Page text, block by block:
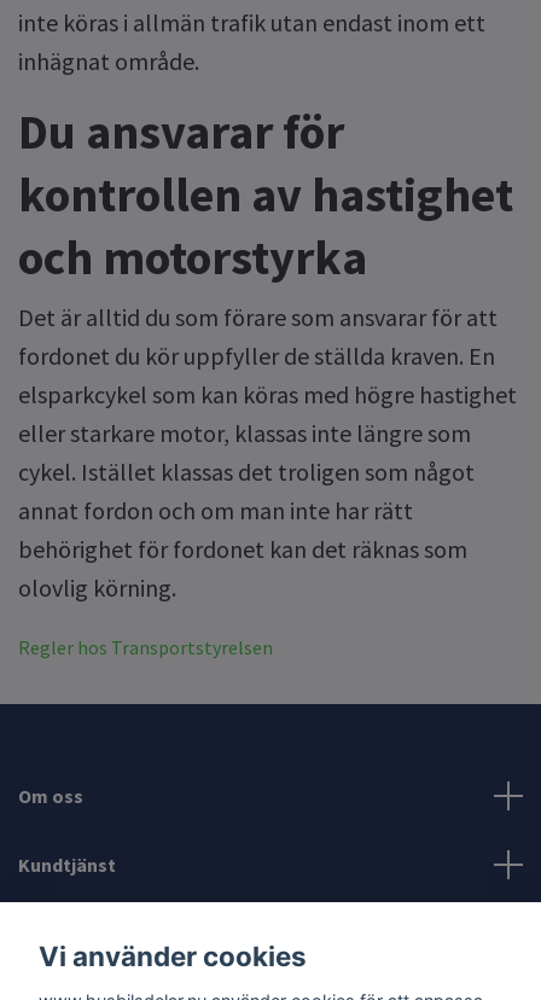
inte köras i allmän trafik utan endast inom ett
inhägnat område.
Du ansvarar för
kontrollen av hastighet
och motorstyrka
Det är alltid du som förare som ansvarar för att
fordonet du kör uppfyller de ställda kraven. En
elsparkcykel som kan köras med högre hastighet
eller starkare motor, klassas inte längre som
cykel. Istället klassas det troligen som något
annat fordon och om man inte har rätt
behörighet för fordonet kan det räknas som
olovlig körning.
Regler hos Transportstyrelsen
Om oss
Kundtjänst
Vi använder cookies